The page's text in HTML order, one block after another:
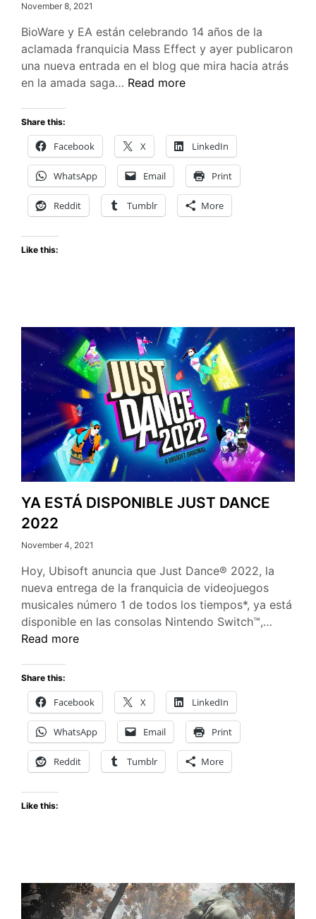
November 8, 2021
BioWare y EA están celebrando 14 años de la
aclamada franquicia Mass Effect y ayer publicaron
una nueva entrada en el blog que mira hacia atrás
en la amada saga… BioWare
14
años
de
Mass
Effect
Read more
Share this:
Facebook X LinkedIn
WhatsApp Email Print
Reddit Tumblr More
Like this:
YA ESTÁ DISPONIBLE JUST DANCE
2022
November 4, 2021
Hoy, Ubisoft anuncia que Just Dance® 2022, la
nueva entrega de la franquicia de videojuegos
musicales número 1 de todos los tiempos*, ya está
disponible en las consolas Nintendo Switch™,…
Read more
Share this:
Facebook X LinkedIn
WhatsApp Email Print
Reddit Tumblr More
Like this: